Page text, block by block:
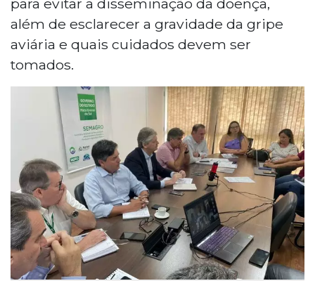
além de esclarecer a gravidade da gripe
aviária e quais cuidados devem ser
tomados.